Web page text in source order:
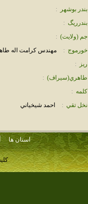
بندر بوشهر
:
بندرريگ :
جم (ولايت) :
خورموج : مهندس كرامت اله
ريز
:
طاهري(سيراف) :
كلمه :
نخل تقي : احمد شيخياني
استان ها